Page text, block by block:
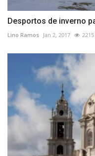
Desportos de inverno
Lino Ramos Jan 2, 2017 2215